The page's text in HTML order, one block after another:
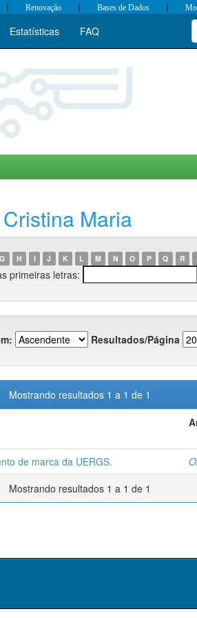
| Renovação | Bases de Dados |
Estatísticas FAQ
Maria
G H I J K L M N O P Q R
primeiras letras:
Resultados/Página
Mostrando resultados 1 a 1 de 1
de marca da UERGS.
Mostrando resultados 1 a 1 de 1